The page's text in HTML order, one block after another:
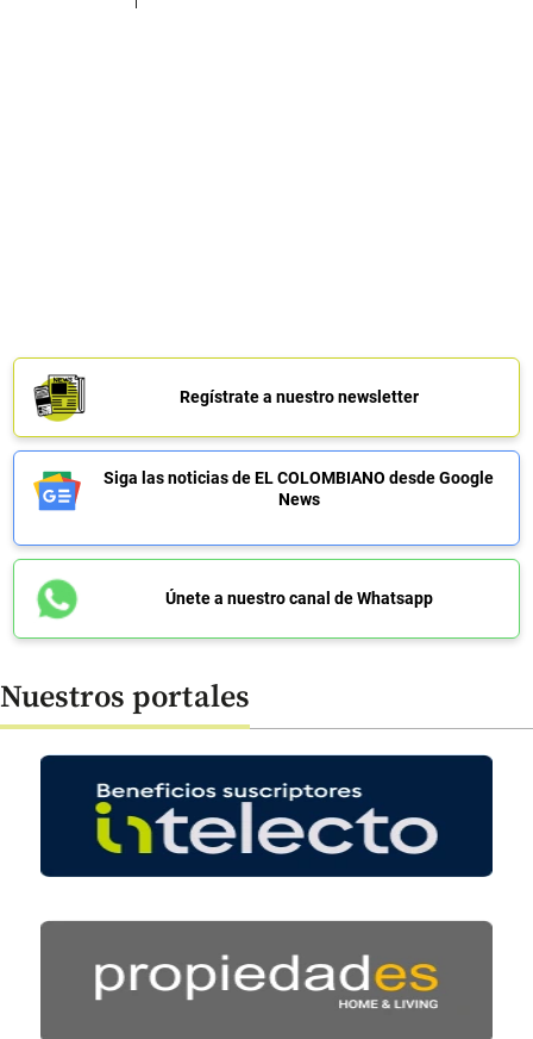
Regístrate a nuestro newsletter
Siga las noticias de EL COLOMBIANO desde Google
News
Únete a nuestro canal de Whatsapp
Nuestros portales